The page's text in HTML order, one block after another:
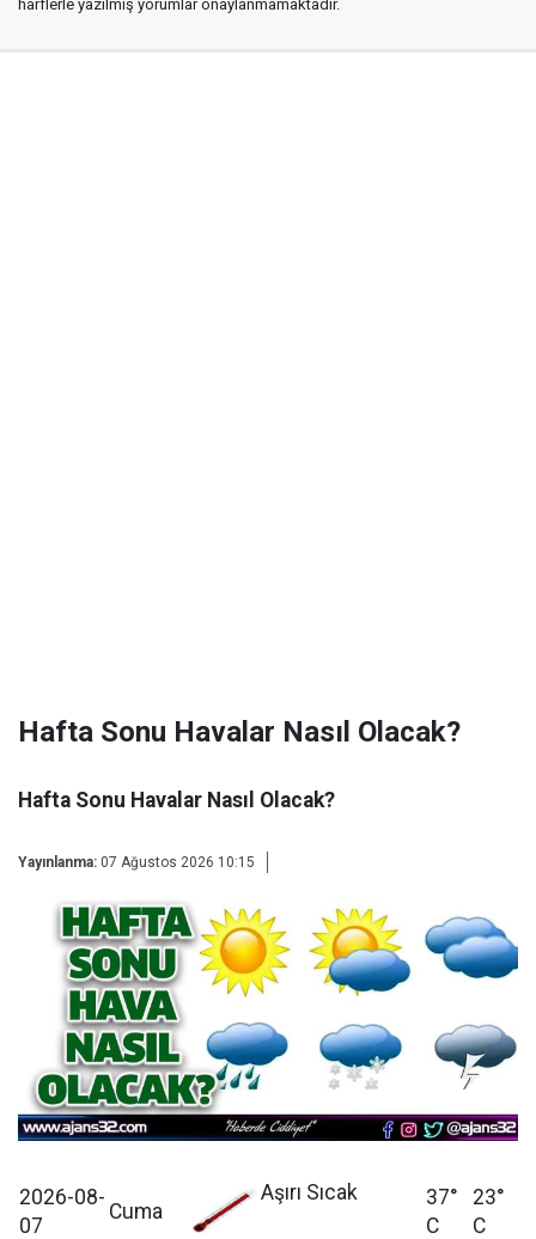
harflerle yazılmış yorumlar onaylanmamaktadır.
Hafta Sonu Havalar Nasıl Olacak?
Hafta Sonu Havalar Nasıl Olacak?
Yayınlanma: 07 Ağustos 2026 10:15
2026-08-
07
Cuma
Aşırı Sıcak
37°
C
23°
C